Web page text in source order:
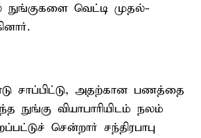
நுங்குகளை வெட்டி முதல்-
அதற்கான பணத்தை
நுங்கு வியாபாரியிடம் நலம்
சென்றார் சந்திரபாபு